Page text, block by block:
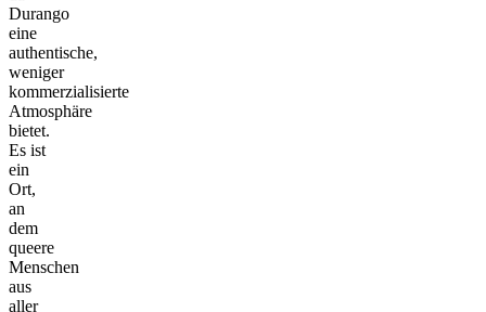
Durango
eine
authentische,
weniger
kommerzialisierte
Atmosphäre
bietet.
Es ist
ein
Ort,
an
dem
queere
Menschen
aus
aller